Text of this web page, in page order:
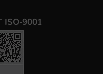
ISO-9001